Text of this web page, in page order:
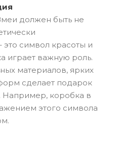
должен быть не
это символ красоты и
играет важную роль.
материалов, ярких
сделает подарок
коробка в
этого символа